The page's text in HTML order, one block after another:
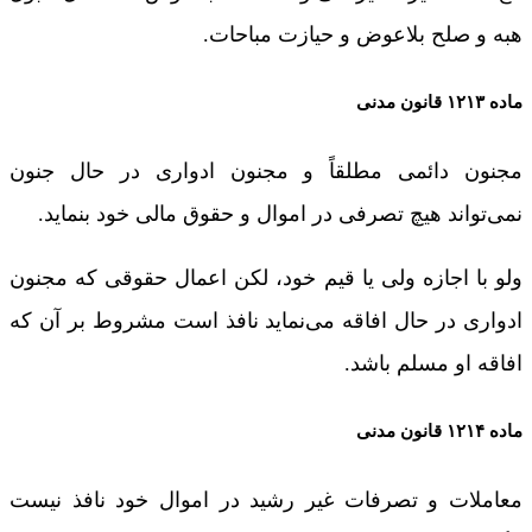
هبه و صلح بلاعوض و حیازت مباحات.
ماده ۱۲۱۳ قانون مدنی
مجنون دائمی مطلقاً و مجنون ادواری در حال جنون
نمی‌تواند هیچ تصرفی در اموال و حقوق مالی خود بنماید.
ولو با اجازه‌ ولی یا قیم خود، لکن اعمال حقوقی که مجنون
ادواری در حال افاقه می‌نماید نافذ است مشروط بر آن که
افاقه‌ او مسلم باشد.
ماده ۱۲۱۴ قانون مدنی
معاملات و تصرفات غیر رشید در اموال خود نافذ نیست